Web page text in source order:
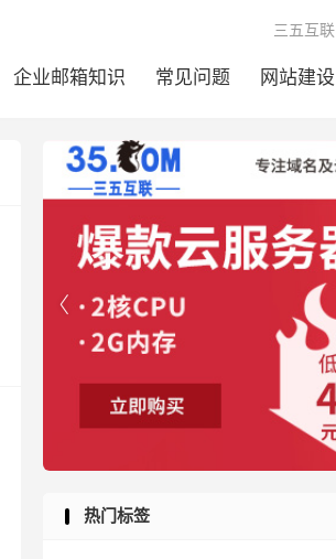
企业邮箱知识 常见问题 网站建设
三五互联

热门标签